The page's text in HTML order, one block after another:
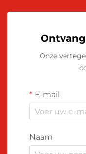
Onze
E-mail
Naam